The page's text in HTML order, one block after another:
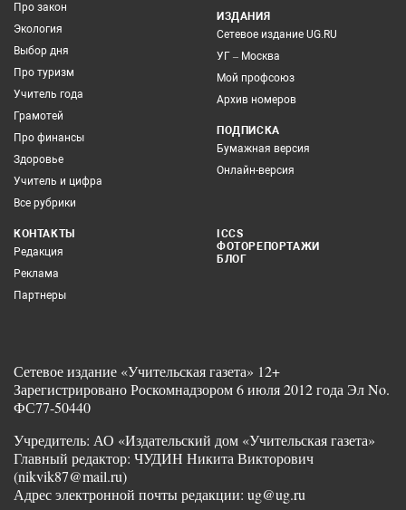
Про закон
Экология
Выбор дня
Про туризм
Учитель года
Грамотей
Про финансы
Здоровье
Учитель и цифра
Все рубрики
ИЗДАНИЯ
Сетевое издание UG.RU
УГ – Москва
Мой профсоюз
Архив номеров
ПОДПИСКА
Бумажная версия
Онлайн-версия
КОНТАКТЫ
Редакция
Реклама
Партнеры
ICCS
ФОТОРЕПОРТАЖИ
БЛОГ
Сетевое издание «Учительская газета» 12+
Зарегистрировано Роскомнадзором 6 июля 2012 года Эл No.
ФС77-50440
Учредитель: АО «Издательский дом «Учительская газета»
Главный редактор: ЧУДИН Никита Викторович
(nikvik87@mail.ru)
Адрес электронной почты редакции: ug@ug.ru